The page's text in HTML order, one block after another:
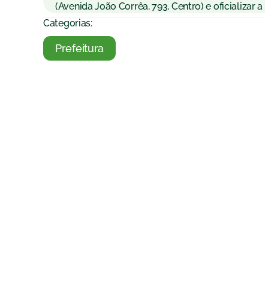
(Avenida João Corrêa, 793, Centro) e oficializar
Categorias:
Prefeitura